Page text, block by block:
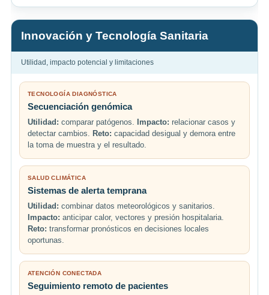
Innovación y Tecnología Sanitaria
Utilidad, impacto potencial y limitaciones
TECNOLOGÍA DIAGNÓSTICA
Secuenciación genómica
Utilidad: comparar patógenos. Impacto: relacionar casos y
detectar cambios. Reto: capacidad desigual y demora entre
la toma de muestra y el resultado.
SALUD CLIMÁTICA
Sistemas de alerta temprana
Utilidad: combinar datos meteorológicos y sanitarios.
Impacto: anticipar calor, vectores y presión hospitalaria.
Reto: transformar pronósticos en decisiones locales
oportunas.
ATENCIÓN CONECTADA
Seguimiento remoto de pacientes